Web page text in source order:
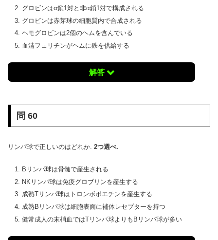
グロビンはα鎖1対と非α鎖1対で構成される
グロビンは赤芽球の細胞質内で合成される
ヘモグロビンは2個のヘムを含んでいる
血清フェリチンがヘムに鉄を供給する
解答
問 60
リンパ球で正しいのはどれか. 2つ選べ.
Bリンパ球は骨髄で産生される
NKリンパ球は免疫グロブリンを産生する
成熟Tリンパ球はトロンボポエチンを産生する
成熟Bリンパ球は細胞表面に補体レセプターを持つ
健常成人の末梢血ではTリンパ球よりもBリンパ球が多い